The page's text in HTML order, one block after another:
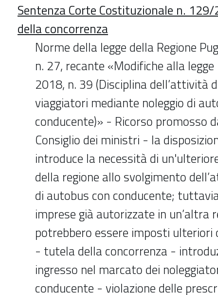
Sentenza Corte Costituzionale n.
della concorrenza
Norme della legge della Regione
n. 27, recante «Modifiche alla
2018, n. 39 (Disciplina dell’attività
viaggiatori mediante noleggio di
conducente)» - Ricorso promosso
Consiglio dei ministri - la
introduce la necessità di
della regione allo svolgimento
di autobus con conducente;
imprese già autorizzate in un’altra
potrebbero essere imposti
- tutela della concorrenza -
ingresso nel marcato dei
conducente - violazione delle